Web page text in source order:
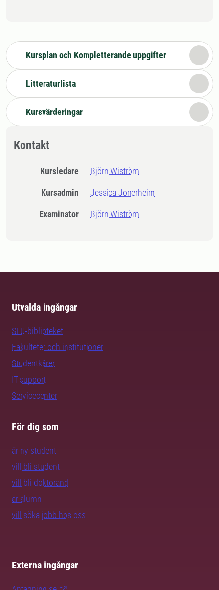
Kursplan och Kompletterande uppgifter
Litteraturlista
Kursvärderingar
Kontakt
Kursledare Björn Wiström
Kursadmin Jessica Jonerheim
Examinator Björn Wiström
Utvalda ingångar
SLU-biblioteket
Fakulteter och institutioner
Studentkårer
IT-support
Servicecenter
För dig som
är ny student
vill bli student
vill bli doktorand
är alumn
vill söka jobb hos oss
Externa ingångar